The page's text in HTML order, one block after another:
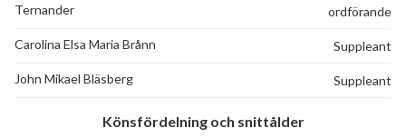
Ternander
ordförande
Carolina Elsa Maria Brånn Suppleant
John Mikael Bläsberg Suppleant
Könsfördelning och snittålder